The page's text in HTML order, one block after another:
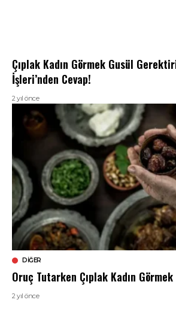
Çıplak Kadın Görmek Gusül
İşleri’nden Cevap!
2 yıl önce
DIĞER
Oruç Tutarken Çıplak Kadın
2 yıl önce